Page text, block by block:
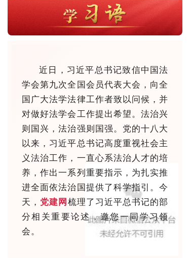
近日，习近平总书记致信中国法
学会第九次全国会员代表大会，向全
国广大法学法律工作者致以问候，并
对做好法学会工作提出希望。法治兴
则国兴，法治强则国强。党的十八大
以来，习近平总书记高度重视社会主
义法治工作，一直心系法治人才的培
养，作出一系列重要指示，为扎实推
进全面依法治国提供了科学指引。今
天， 党建网梳理了习近平总书记的部
分相关重要论述，邀您一同学习领
会。